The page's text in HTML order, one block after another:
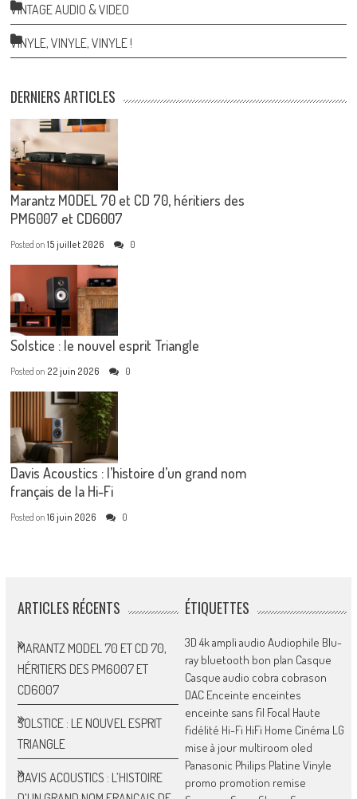
VINTAGE AUDIO & VIDEO
VINYLE, VINYLE, VINYLE !
DERNIERS ARTICLES
Marantz MODEL 70 et CD 70, héritiers des
PM6007 et CD6007
Posted on15 juillet 2026 0
Solstice : le nouvel esprit Triangle
Posted on 22 juin 2026 0
Davis Acoustics : l’histoire d’un grand nom
français de la Hi-Fi
Posted on16 juin 2026 0
ARTICLES RÉCENTS
MARANTZ MODEL 70 ET CD 70,
HÉRITIERS DES PM6007 ET
CD6007
SOLSTICE : LE NOUVEL ESPRIT
TRIANGLE
DAVIS ACOUSTICS : L’HISTOIRE
ÉTIQUETTES
3D 4kampli audio Audiophile Blu-
ray bluetooth bon plan Casque
Casque audio cobra cobrason
DAC Enceinte enceintes
enceinte sans fil Focal Haute
fidélité Hi-Fi HiFi Home Cinéma LG
mise à jour multiroom oled
Panasonic Philips Platine Vinyle
promo promotion remise